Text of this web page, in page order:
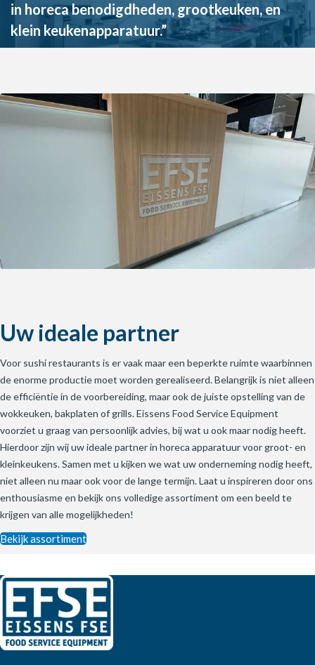
in horeca benodigdheden, grootkeuken, en
klein keukenapparatuur.”
Uw ideale partner
Voor sushi restaurants is er vaak maar een beperkte ruimte waarbinnen
de enorme productie moet worden gerealiseerd. Belangrijk is niet alleen
de efficiëntie in de voorbereiding, maar ook de juiste opstelling van de
wokkeuken, bakplaten of grills. Eissens Food Service Equipment
voorziet u graag van persoonlijk advies, bij wat u ook maar nodig heeft.
Hierdoor zijn wij uw ideale partner in horeca apparatuur voor groot- en
kleinkeukens. Samen met u kijken we wat uw onderneming nodig heeft,
niet alleen nu maar ook voor de lange termijn. Laat u inspireren door ons
enthousiasme en bekijk ons volledige assortiment om een beeld te
krijgen van alle mogelijkheden!
Bekijk assortiment